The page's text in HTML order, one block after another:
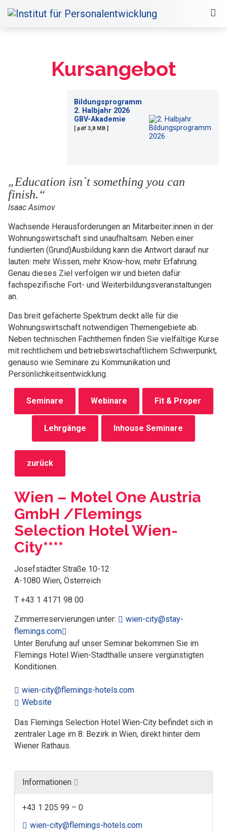
Kursangebot
Bildungsprogramm
2. Halbjahr 2026
GBV-Akademie
[ pdf 3,8 MB ]
„Education isn`t something you can
finish.“
Isaac Asimov
Wachsende Herausforderungen an Mitarbeiter:innen in der
Wohnungswirtschaft sind unaufhaltsam. Neben einer
fundierten (Grund)Ausbildung kann die Antwort darauf nur
lauten: mehr Wissen, mehr Know-how, mehr Erfahrung.
Genau dieses Ziel verfolgen wir und bieten dafür
fachspezifische Fort- und Weiterbildungsveranstaltungen
an.
Das breit gefächerte Spektrum deckt alle für die
Wohnungswirtschaft notwendigen Themengebiete ab.
Neben technischen Fachthemen finden Sie vielfältige Kurse
mit rechtlichem und betriebswirtschaftlichem Schwerpunkt,
genauso wie Seminare zu Kommunikation und
Persönlichkeitsentwicklung.
Seminare Webinare Fit & Proper
Lehrgänge Inhouse Seminare
zurück
Wien – Motel One Austria
GmbH /Flemings
Selection Hotel Wien-
City****
Josefstädter Straße 10-12
A-1080 Wien, Österreich
T +43 1 4171 98 00
Zimmerreservierungen unter:
wien-city@stay-
flemings.com
Unter Berufung auf unser Seminar bekommen Sie im
Flemings Hotel Wien-Stadthalle unsere vergünstigten
Konditionen.
wien-city@flemings-hotels.com
Website
Das Flemings Selection Hotel Wien-City befindet sich in
zentraler Lage im 8. Bezirk in Wien, direkt hinter dem
Wiener Rathaus.
Informationen
+43 1 205 99 – 0
wien-city@flemings-hotels.com